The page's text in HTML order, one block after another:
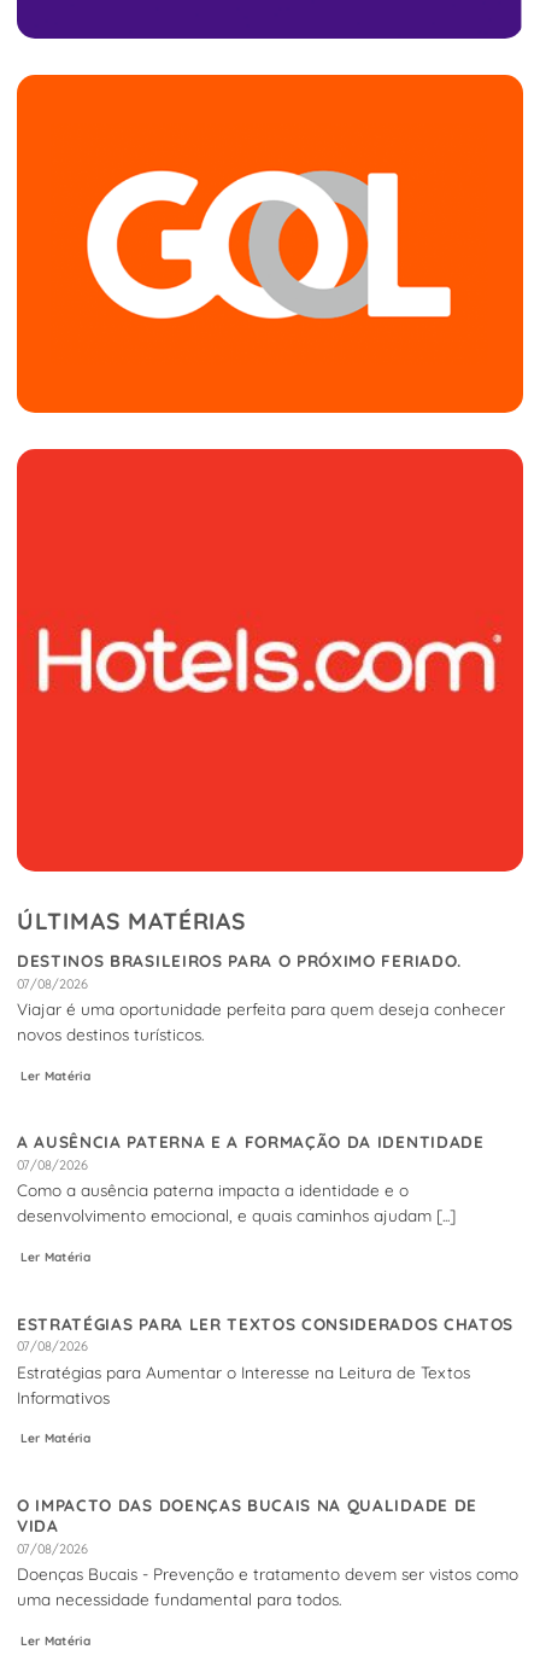
ÚLTIMAS MATÉRIAS
DESTINOS BRASILEIROS PARA O PRÓXIMO FERIADO.
07/08/2026
Viajar é uma oportunidade perfeita para quem deseja conhecer
novos destinos turísticos.
Ler Matéria
A AUSÊNCIA PATERNA E A FORMAÇÃO DA IDENTIDADE
07/08/2026
Como a ausência paterna impacta a identidade e o
desenvolvimento emocional, e quais caminhos ajudam [...]
Ler Matéria
ESTRATÉGIAS PARA LER TEXTOS CONSIDERADOS CHATOS
07/08/2026
Estratégias para Aumentar o Interesse na Leitura de Textos
Informativos
Ler Matéria
O IMPACTO DAS DOENÇAS BUCAIS NA QUALIDADE DE
VIDA
07/08/2026
Doenças Bucais - Prevenção e tratamento devem ser vistos como
uma necessidade fundamental para todos.
Ler Matéria